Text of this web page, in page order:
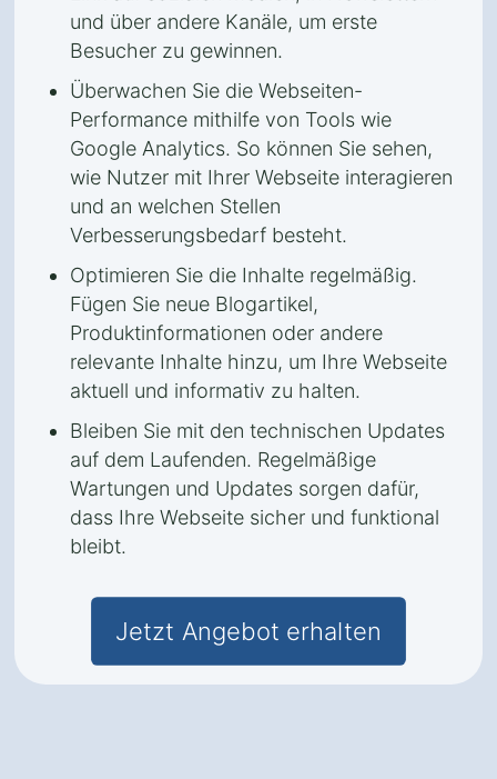
und über andere Kanäle, um erste
Besucher zu gewinnen.
Überwachen Sie die Webseiten-
Performance mithilfe von Tools wie
Google Analytics. So können Sie sehen,
wie Nutzer mit Ihrer Webseite interagieren
und an welchen Stellen
Verbesserungsbedarf besteht.
Optimieren Sie die Inhalte regelmäßig.
Fügen Sie neue Blogartikel,
Produktinformationen oder andere
relevante Inhalte hinzu, um Ihre Webseite
aktuell und informativ zu halten.
Bleiben Sie mit den technischen Updates
auf dem Laufenden. Regelmäßige
Wartungen und Updates sorgen dafür,
dass Ihre Webseite sicher und funktional
bleibt.
Jetzt Angebot erhalten